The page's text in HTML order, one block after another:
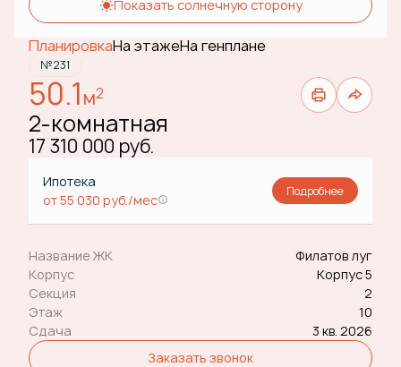
Показать солнечную сторону
ПланировкаНа этажеНа генплане
№231
50.1м2
2-комнатная
17 310 000 руб.
Ипотека
от 55 030 руб./мес
Подробнее
Название ЖК
Филатов луг
Корпус
Корпус 5
Секция
2
Этаж
10
Сдача
3 кв. 2026
Заказать звонок